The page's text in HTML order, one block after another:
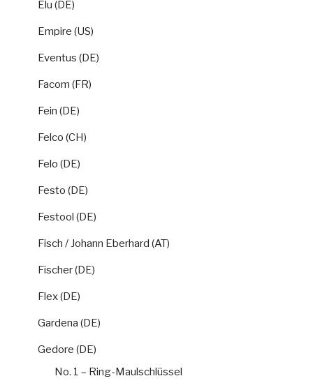
Elu (DE)
Empire (US)
Eventus (DE)
Facom (FR)
Fein (DE)
Felco (CH)
Felo (DE)
Festo (DE)
Festool (DE)
Fisch / Johann Eberhard (AT)
Fischer (DE)
Flex (DE)
Gardena (DE)
Gedore (DE)
No. 1 – Ring-Maulschlüssel